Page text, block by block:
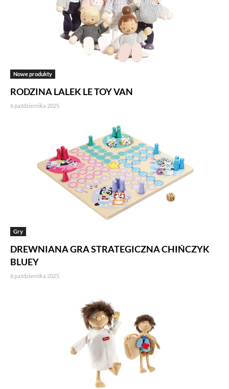
Nowe produkty
RODZINA LALEK LE TOY VAN
6 października 2025
Gry
DREWNIANA GRA STRATEGICZNA CHIŃCZYK
BLUEY
6 października 2025